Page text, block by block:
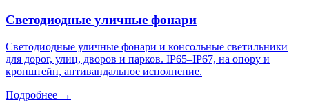
Светодиодные уличные фонари
Светодиодные уличные фонари и консольные светильники
для дорог, улиц, дворов и парков. IP65–IP67, на опору и
кронштейн, антивандальное исполнение.
Подробнее →